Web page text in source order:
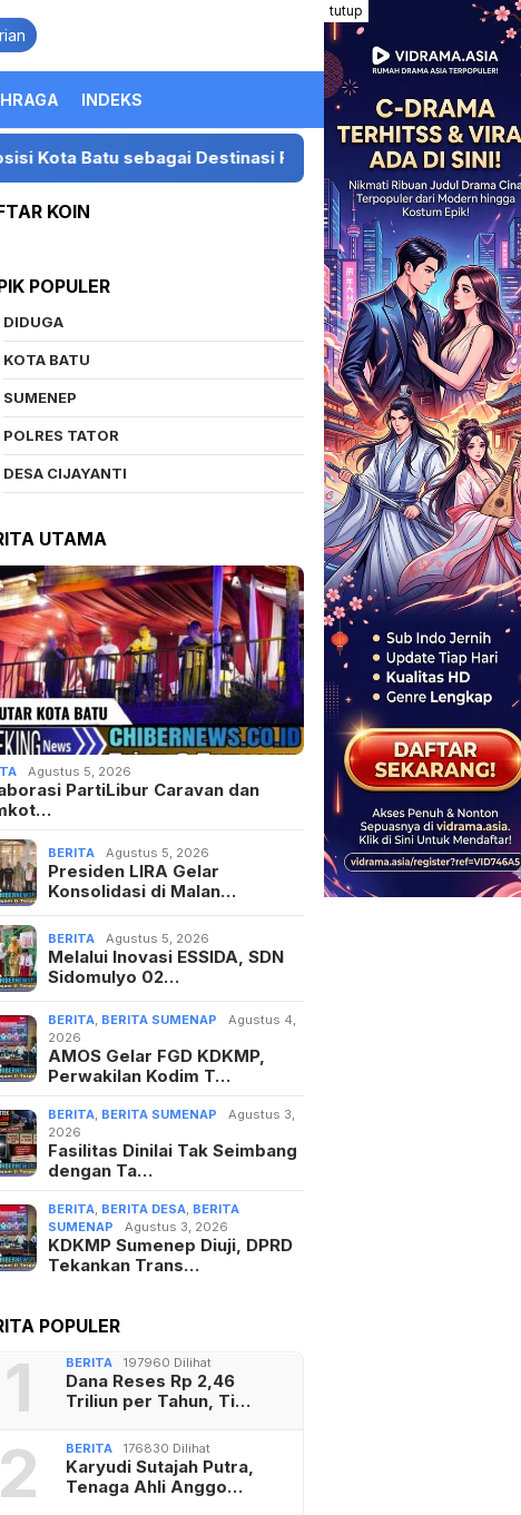
tutup
INDEKS
Destinasi Festival Musik Nasional Presiden
KOIN
POPULER
DIDUGA
KOTA BATU
SUMENEP
POLRES TATOR
DESA CIJAYANTI
UTAMA
Agustus 5, 2026
PartiLibur Caravan dan
BERITA Agustus 5, 2026
Presiden LIRA Gelar
Konsolidasi di Malan…
BERITA Agustus 5, 2026
Melalui Inovasi ESSIDA, SDN
Sidomulyo 02…
BERITA BERITA SUMENAP
Agustus 4,
2026
AMOS Gelar FGD KDKMP,
Perwakilan Kodim T…
BERITA BERITA SUMENAP
Agustus 3,
2026
Fasilitas Dinilai Tak Seimbang
dengan Ta…
BERITA BERITA DESA BERITA
SUMENAP
Agustus 3, 2026
KDKMP Sumenep Diuji, DPRD
Tekankan Trans…
POPULER
1 BERITA 197960 Dilihat
Dana Reses Rp 2,46
Triliun per Tahun, Ti…
2 BERITA 176830 Dilihat
Karyudi Sutajah Putra,
Tenaga Ahli Anggo…